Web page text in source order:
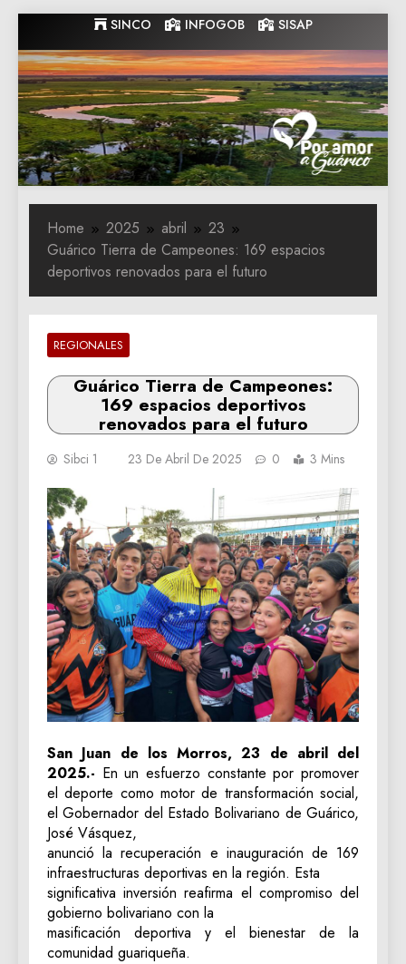
to
content
SINCO INFOGOB SISAP
Gobernacion
de Guarico
Gobernacion de Guarico
Home 2025 abril
23
Guárico Tierra de Campeones: 169 espacios
deportivos renovados para el futuro
REGIONALES
Guárico Tierra de Campeones:
169 espacios deportivos
renovados para el futuro
Sibci 1 23 De Abril De 2025 0 3 Mins
San Juan de los Morros, 23 de abril del
2025.- En un esfuerzo constante por promover
el deporte como motor de transformación social,
el Gobernador del Estado Bolivariano de Guárico,
José Vásquez,
anunció la recuperación e inauguración de 169
infraestructuras deportivas en la región. Esta
significativa inversión reafirma el compromiso del
gobierno bolivariano con la
masificación deportiva y el bienestar de la
comunidad guariqueña.